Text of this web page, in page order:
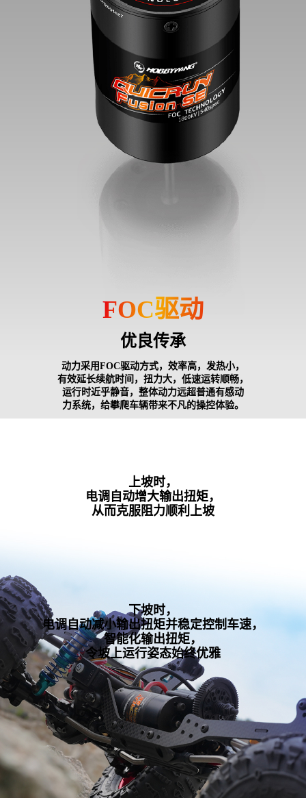
一体化设计
FOC驱动
优良传承
动力采用FOC驱动方式，效率高，发热小，
有效延长续航时间，扭力大，低速运转顺畅，
运行时近乎静音，整体动力远超普通有感动
力系统，给攀爬车辆带来不凡的操控体验。
上坡时，
电调自动增大输出扭矩，
从而克服阻力顺利上坡
下坡时，
电调自动减小输出扭矩并稳定控制车速，
智能化输出扭矩，
令坡上运行姿态始终优雅